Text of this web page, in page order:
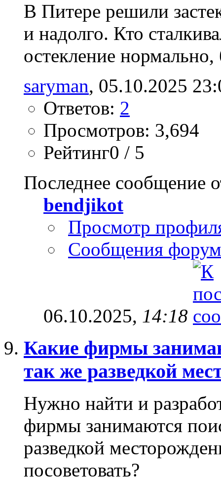
В Питере решили
и надолго. Кто
остекление
saryman‎, 05.10.2025
Ответов: 2
Просмотров: 3,694
Рейтинг0 / 5
Последнее сообщение
bendjikot
Просмотр
Сообщения
06.10.2025, 14:18
Какие фирмы
так же разведкой
Нужно найти и
фирмы занимаются
разведкой
посоветовать?